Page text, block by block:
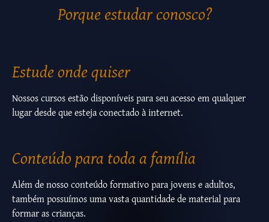
Porque estudar conosco?
Estude onde quiser
Nossos cursos estão disponíveis para seu acesso em qualquer
lugar desde que esteja conectado à internet.
Conteúdo para toda a família
Além de nosso conteúdo formativo para jovens e adultos,
também possuímos uma vasta quantidade de material para
formar as crianças.